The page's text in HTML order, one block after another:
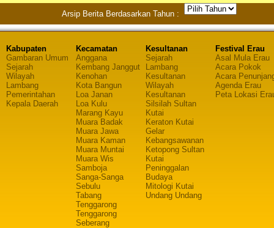
Arsip Berita Berdasarkan Tahun :
Kabupaten
Gambaran Umum
Sejarah
Wilayah
Lambang
Pemerintahan
Kepala Daerah
Kecamatan
Anggana
Kembang Janggut
Kenohan
Kota Bangun
Loa Janan
Loa Kulu
Marang Kayu
Muara Badak
Muara Jawa
Muara Kaman
Muara Muntai
Muara Wis
Samboja
Sanga-Sanga
Sebulu
Tabang
Tenggarong
Tenggarong
Seberang
Kesultanan
Sejarah
Lambang
Kesultanan
Wilayah
Kesultanan
Silsilah Sultan
Kutai
Keraton Kutai
Gelar
Kebangsawanan
Ketopong Sultan
Kutai
Peninggalan
Budaya
Mitologi Kutai
Undang Undang
Festival Erau
Asal Mula Erau
Acara Pokok
Acara
Agenda Erau
Peta Lokasi